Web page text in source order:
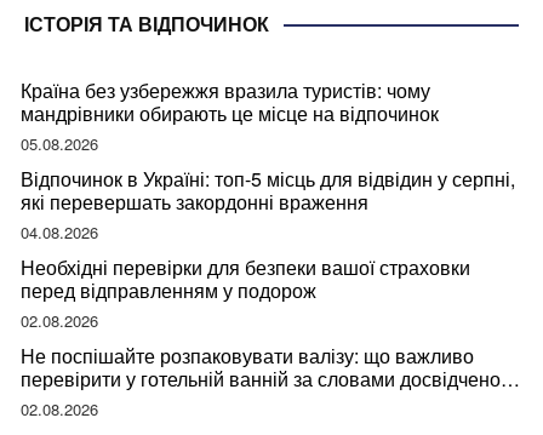
ІСТОРІЯ ТА ВІДПОЧИНОК
Країна без узбережжя вразила туристів: чому
мандрівники обирають це місце на відпочинок
05.08.2026
Відпочинок в Україні: топ-5 місць для відвідин у серпні,
які перевершать закордонні враження
04.08.2026
Необхідні перевірки для безпеки вашої страховки
перед відправленням у подорож
02.08.2026
Не поспішайте розпаковувати валізу: що важливо
перевірити у готельній ванній за словами досвідченої
мандрівниці
02.08.2026